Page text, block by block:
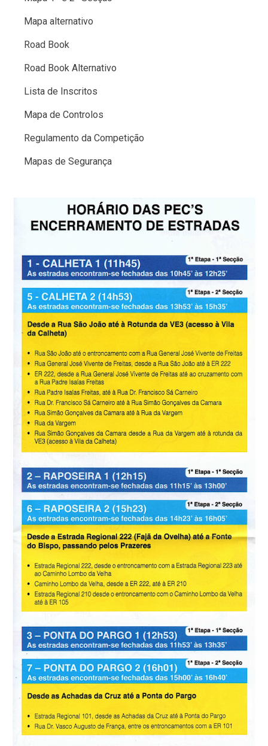
Mapa alternativo
Road Book
Road Book Alternativo
Lista de Inscritos
Mapa de Controlos
Regulamento da Competição
Mapas de Segurança